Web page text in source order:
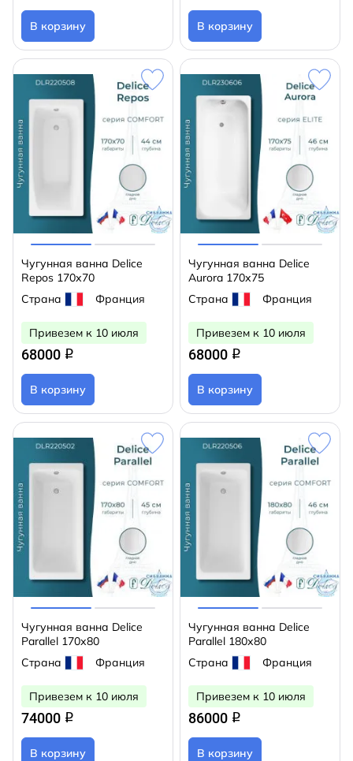
В корзину В корзину
Чугунная ванна Delice
Repos 170х70
Страна
Франция
Привезем к 10 июля
68000 q
В корзину
Чугунная ванна Delice
Aurora 170х75
Страна
Франция
Привезем к 10 июля
68000 q
В корзину
Чугунная ванна Delice
Parallel 170х80
Страна
Франция
Привезем к 10 июля
74000 q
В корзину
Чугунная ванна Delice
Parallel 180х80
Страна
Франция
Привезем к 10 июля
86000 q
В корзину